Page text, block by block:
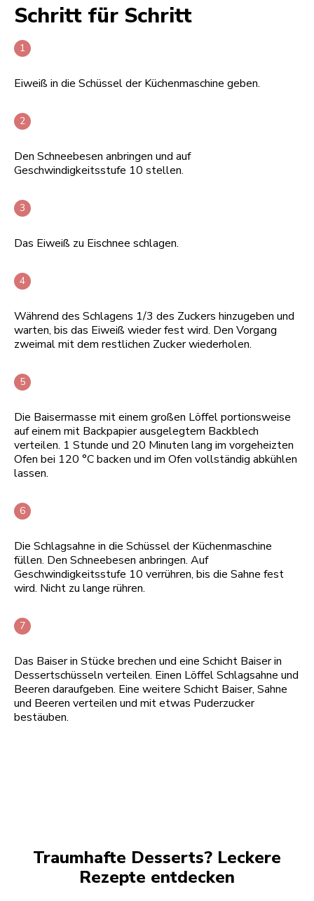
Schritt für Schritt
Eiweiß in die Schüssel der Küchenmaschine geben.
Den Schneebesen anbringen und auf
Geschwindigkeitsstufe 10 stellen.
Das Eiweiß zu Eischnee schlagen.
Während des Schlagens 1/3 des Zuckers hinzugeben und
warten, bis das Eiweiß wieder fest wird. Den Vorgang
zweimal mit dem restlichen Zucker wiederholen.
Die Baisermasse mit einem großen Löffel portionsweise
auf einem mit Backpapier ausgelegtem Backblech
verteilen. 1 Stunde und 20 Minuten lang im vorgeheizten
Ofen bei 120 °C backen und im Ofen vollständig abkühlen
lassen.
Die Schlagsahne in die Schüssel der Küchenmaschine
füllen. Den Schneebesen anbringen. Auf
Geschwindigkeitsstufe 10 verrühren, bis die Sahne fest
wird. Nicht zu lange rühren.
Das Baiser in Stücke brechen und eine Schicht Baiser in
Dessertschüsseln verteilen. Einen Löffel Schlagsahne und
Beeren daraufgeben. Eine weitere Schicht Baiser, Sahne
und Beeren verteilen und mit etwas Puderzucker
bestäuben.
Traumhafte Desserts? Leckere
Rezepte entdecken